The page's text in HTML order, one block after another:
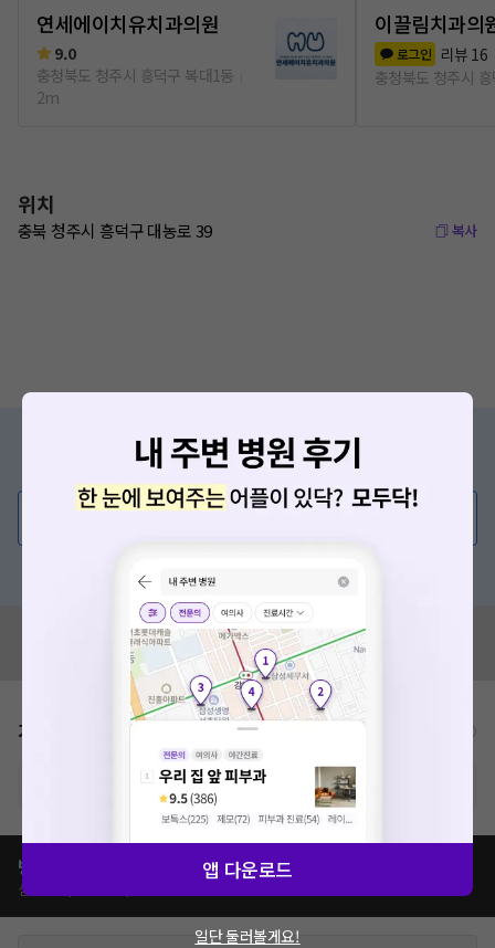
연세에이치유치과의원
9.0
충청북도 청주시 흥덕구 복대1동
2m
이끌림치과의
로그인 리뷰 16
충청북도 청주시
위치
충북 청주시 흥덕구 대농로 39 복사
증상/치료, 궁금한 점이 있나요?
의사가 직접 답해드려요!
💬 무엇이든 물어보세요
혹시 잘못된 병원정보가 있나요?
모두닥 팀에 알려주세요!
가격표 비급여/급여 진료란?
※ 해당병원의 비급여 가격표는 현재 준비중입니다.
병원별 가격 비교하기
심평원가, 이벤트가, 모두닥 리뷰가 등
요청하신 작업을 처리하지 못했습니다.
네트워크 또는 서버의 일시적인 오류로, 잠시 후 다시 시도해주
세요. 지속적으로 문제가 발생할 경우 모두닥 채널톡으로 문의
앱 다운로드
일단 둘러볼게요!